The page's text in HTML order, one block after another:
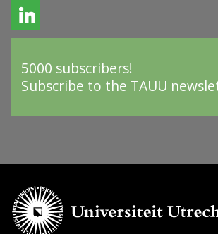
5000 subscribers!
Subscribe to the TAUU